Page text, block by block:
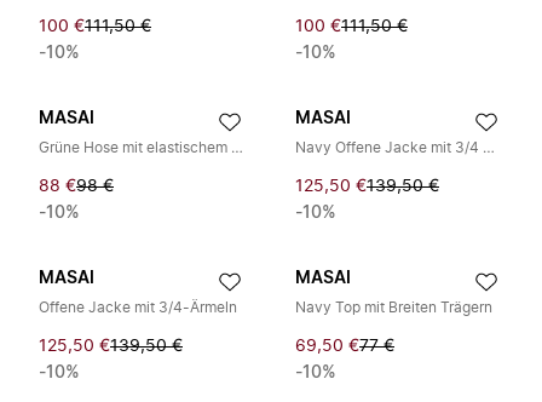
100 €111,50 €
-10%
100 €111,50 €
-10%
MASAI
Grüne Hose mit elastischem Bund und geradem Bein
88 €98 €
-10%
MASAI
Navy Offene Jacke mit 3/4 Ärmeln
125,50 €139,50 €
-10%
MASAI
Offene Jacke mit 3/4-Ärmeln
125,50 €139,50 €
-10%
MASAI
Navy Top mit Breiten Trägern
69,50 €77 €
-10%